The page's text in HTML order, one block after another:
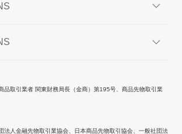
品取引業者 関東財務局長（金商）第195号、商品先物取引業
法人金融先物取引業協会、日本商品先物取引協会、一般社団法